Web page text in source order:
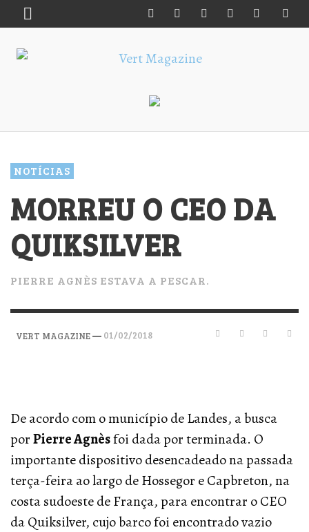
NOTÍCIAS
MORREU O CEO DA
QUIKSILVER
PIERRE AGNÈS ESTAVA A PESCAR.
VERT MAGAZINE— 01/02/2018
De acordo com o município de Landes, a busca
porPierre Agnèsfoi dada por terminada. O
importante dispositivo desencadeado na passada
terça-feira ao largo de Hossegor e Capbreton, na
costa sudoeste de França, para encontrar o CEO
da Quiksilver, cujo barco foi encontrado vazio